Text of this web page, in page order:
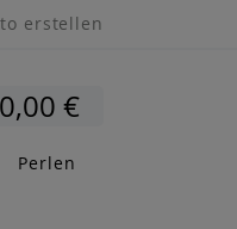
erstellen
0,00 €
Perlen